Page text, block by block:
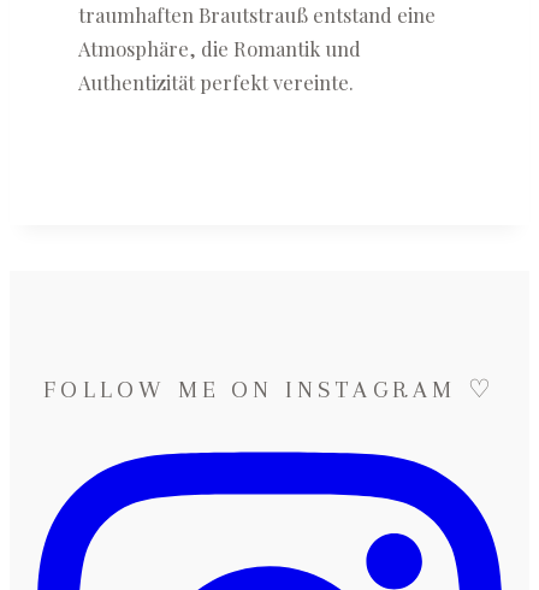
traumhaften Brautstrauß entstand eine
Atmosphäre, die Romantik und
Authentizität perfekt vereinte.
FOLLOW ME ON INSTAGRAM ♡